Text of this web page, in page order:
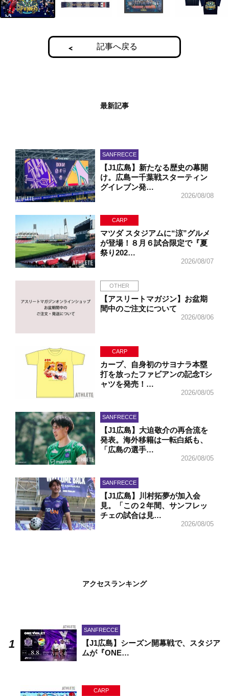
記事へ戻る
最新記事
SANFRECCE
【J1広島】新たなる歴史の幕開
け。広島ー千葉戦スターティン
グイレブン発…
2026/08/08
CARP
マツダ スタジアムに“涼”グルメ
が登場！８月６試合限定で『夏
祭り202…
2026/08/07
OTHER
【アスリートマガジン】お盆期
間中のご注文について
2026/08/06
CARP
カープ、自身初のサヨナラ本塁
打を放ったファビアンの記念Tシ
ャツを発売！…
2026/08/05
SANFRECCE
【J1広島】大迫敬介の再合流を
発表。海外移籍は一転白紙も、
「広島の選手…
2026/08/05
SANFRECCE
【J1広島】川村拓夢が加入会
見。「この２年間、サンフレッ
チェの試合は見…
2026/08/05
アクセスランキング
SANFRECCE
【J1広島】シーズン開幕戦で、スタジア
ムが『ONE…
CARP